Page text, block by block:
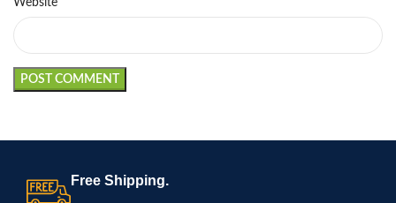
Website
Free Shipping.